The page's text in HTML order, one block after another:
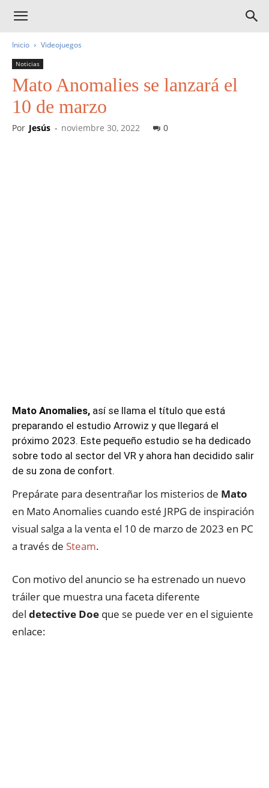
Inicio Videojuegos
Noticias
Mato Anomalies se lanzará el
10 de marzo
Por Jesús - noviembre 30, 2022 0
Mato Anomalies, así se llama el título que está
preparando el estudio Arrowiz y que llegará el
próximo 2023. Este pequeño estudio se ha dedicado
sobre todo al sector del VR y ahora han decidido salir
de su zona de confort.
Prepárate para desentrañar los misterios de Mato
en Mato Anomalies cuando esté JRPG de inspiración
visual salga a la venta el 10 de marzo de 2023 en PC
a través de Steam.
Con motivo del anuncio se ha estrenado un nuevo
tráiler que muestra una faceta diferente
del detective Doe que se puede ver en el siguiente
enlace: